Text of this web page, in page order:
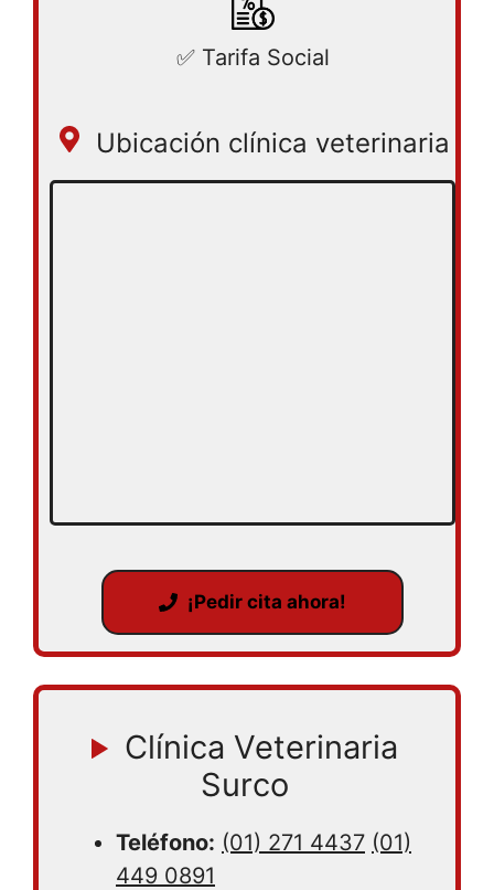
✅ Tarifa Social
Ubicación clínica veterinaria
¡Pedir cita ahora!
Clínica Veterinaria
Surco
Teléfono: (01) 271 4437 (01)
449 0891